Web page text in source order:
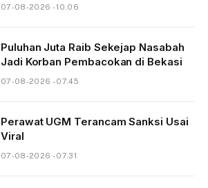
07-08-2026 - 10.06
Puluhan Juta Raib Sekejap Nasabah
Jadi Korban Pembacokan di Bekasi
07-08-2026 - 07.45
Perawat UGM Terancam Sanksi Usai
Viral
07-08-2026 - 07.31